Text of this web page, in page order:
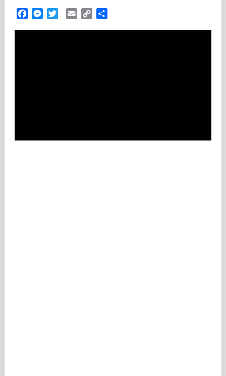
FacebookMessenger
TwitterEmail Copy